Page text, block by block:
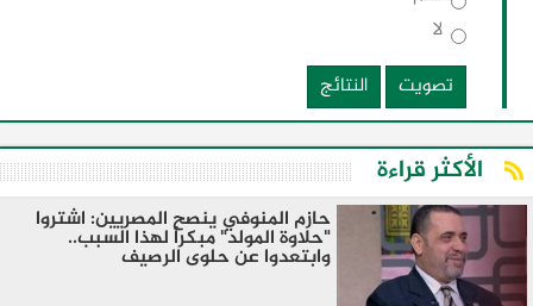
لا
تصويت
النتائج
الأكثر قراءة
​حازم المنوفي ينصح المصريين: اشتروا
"حلاوة المولد" مبكراً لهذا السبب..
وابتعدوا عن حلوى الرصيف